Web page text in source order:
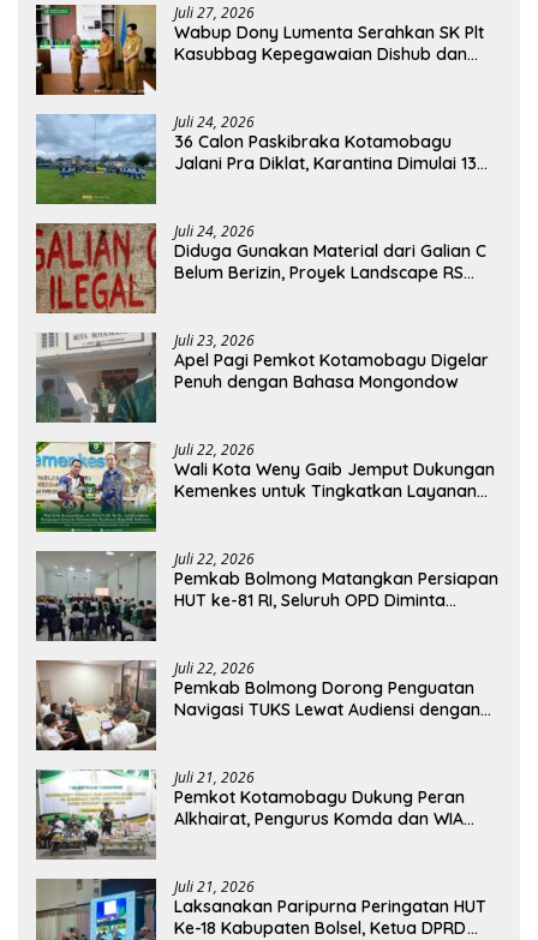
Juli 27, 2026
Wabup Dony Lumenta Serahkan SK Plt
Kasubbag Kepegawaian Dishub dan
Juli 24, 2026
36 Calon Paskibraka Kotamobagu
Jalani Pra Diklat, Karantina Dimulai 13
Juli 24, 2026
Diduga Gunakan Material dari Galian C
Belum Berizin, Proyek Landscape RS
Juli 23, 2026
Apel Pagi Pemkot Kotamobagu Digelar
Penuh dengan Bahasa Mongondow
Juli 22, 2026
Wali Kota Weny Gaib Jemput Dukungan
Kemenkes untuk Tingkatkan Layanan
Juli 22, 2026
Pemkab Bolmong Matangkan Persiapan
HUT ke-81 RI, Seluruh OPD Diminta
Juli 22, 2026
Pemkab Bolmong Dorong Penguatan
Navigasi TUKS Lewat Audiensi dengan
Juli 21, 2026
Pemkot Kotamobagu Dukung Peran
Alkhairat, Pengurus Komda dan WIA
Juli 21, 2026
Laksanakan Paripurna Peringatan HUT
Ke-18 Kabupaten Bolsel, Ketua DPRD